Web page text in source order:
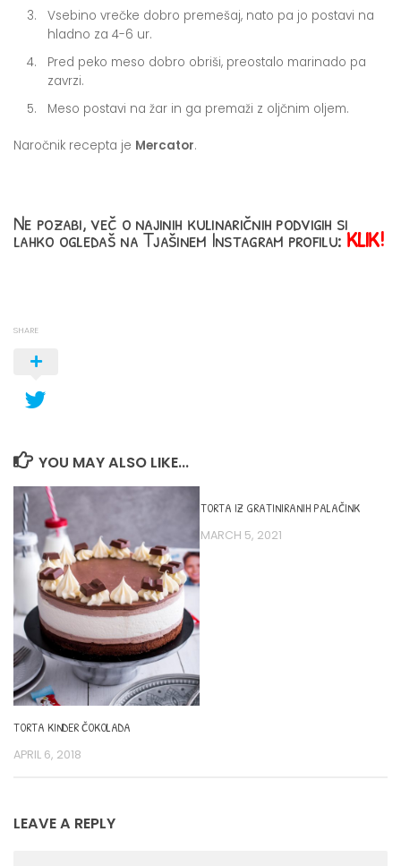
Vsebino vrečke dobro premešaj, nato pa jo postavi na
hladno za 4-6 ur.
Pred peko meso dobro obriši, preostalo marinado pa
zavrzi.
Meso postavi na žar in ga premaži z oljčnim oljem.
Naročnik recepta je Mercator.
Ne pozabi, več o najinih kulinaričnih podvigih si
lahko ogledaš na Tjašinem Instagram profilu:KLIK!
SHARE
YOU MAY ALSO LIKE...
TORTA KINDER ČOKOLADA
APRIL 6, 2018
TORTA IZ GRATINIRANIH PALAČINK
MARCH 5, 2021
LEAVE A REPLY